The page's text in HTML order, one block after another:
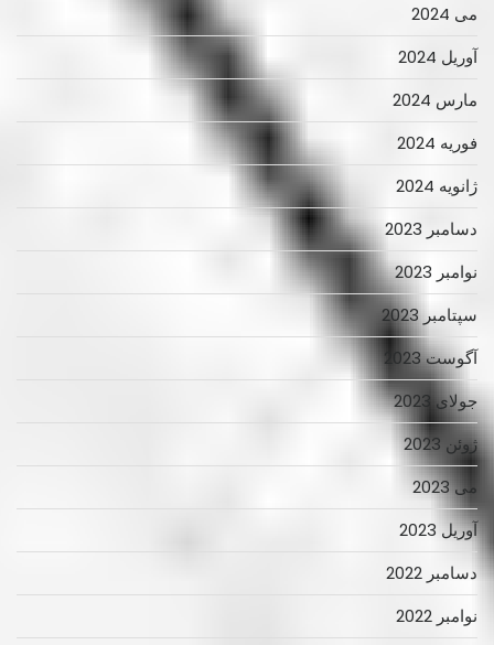
می 2024
آوریل 2024
مارس 2024
فوریه 2024
ژانویه 2024
دسامبر 2023
نوامبر 2023
سپتامبر 2023
آگوست 2023
جولای 2023
ژوئن 2023
می 2023
آوریل 2023
دسامبر 2022
نوامبر 2022